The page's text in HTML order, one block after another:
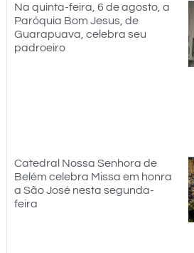
Na quinta-feira, 6 de agosto, a
Paróquia Bom Jesus, de
Guarapuava, celebra seu
padroeiro
Catedral Nossa Senhora de
Belém celebra Missa em honra
a São José nesta segunda-
feira